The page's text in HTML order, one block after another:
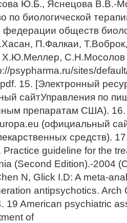
Ю.Б., Яснецова В.В.-
по биологической
обществ
П.Фалкаи,
Х.Ю.Меллер, С.Н.Мосолов
psypharma.ru/sites/
15. [Электронный
сайтУправления по
препаратам США).
(официальный
средств).
guideline for the
(Second Edition).-2004
N, Glick I.D: A meta-
antipsychotics. Arch
19 American psychiatric
of